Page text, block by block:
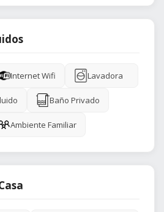
Internet Wifi Lavadora
Baño Privado
Ambiente Familiar